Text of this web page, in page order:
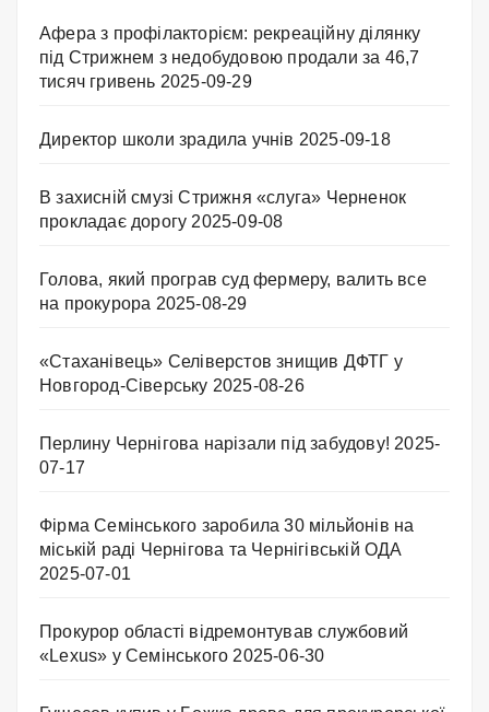
Афера з профілакторієм: рекреаційну ділянку
під Стрижнем з недобудовою продали за 46,7
тисяч гривень 2025-09-29
Директор школи зрадила учнів 2025-09-18
В захисній смузі Стрижня «слуга» Черненок
прокладає дорогу 2025-09-08
Голова, який програв суд фермеру, валить все
на прокурора 2025-08-29
«Стаханівець» Селіверстов знищив ДФТГ у
Новгород-Сіверську 2025-08-26
Перлину Чернігова нарізали під забудову! 2025-
07-17
Фірма Семінського заробила 30 мільйонів на
міській раді Чернігова та Чернігівській ОДА
2025-07-01
Прокурор області відремонтував службовий
«Lexus» у Семінського 2025-06-30